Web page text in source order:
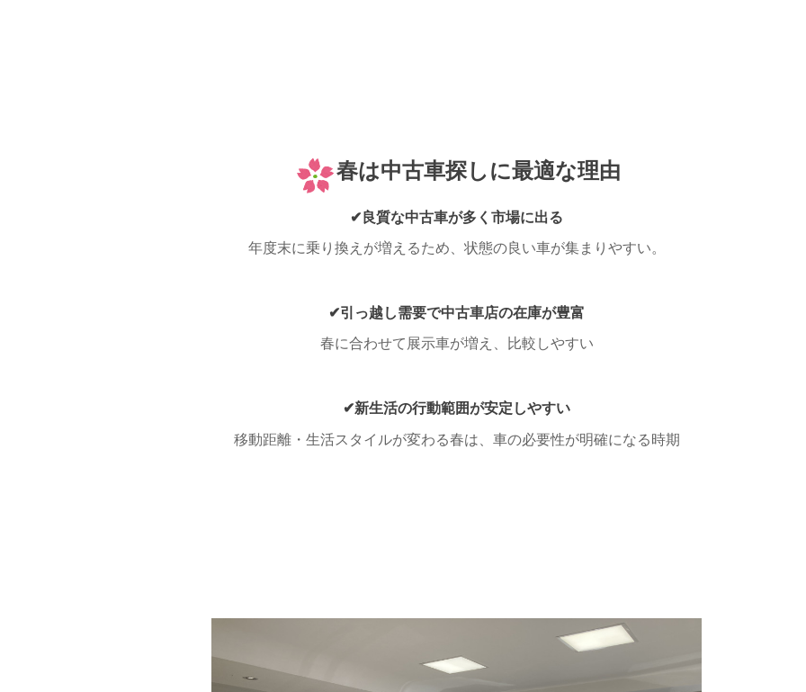
春は中古車探しに最適な理由
✔良質な中古車が多く市場に出る
年度末に乗り換えが増えるため、状態の良い車が集まりやすい。
✔引っ越し需要で中古車店の在庫が豊富
春に合わせて展示車が増え、比較しやすい
✔新生活の行動範囲が安定しやすい
移動距離・生活スタイルが変わる春は、車の必要性が明確になる時期